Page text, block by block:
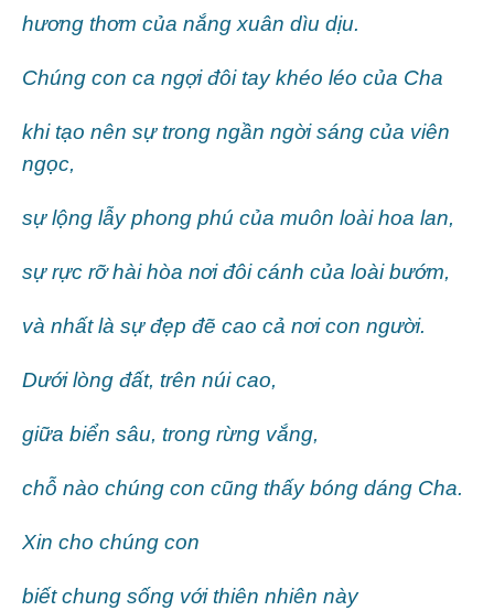
hương thơm của nắng xuân dìu dịu.
Chúng con ca ngợi đôi tay khéo léo của Cha
khi tạo nên sự trong ngần ngời sáng của viên
ngọc,
sự lộng lẫy phong phú của muôn loài hoa lan,
sự rực rỡ hài hòa nơi đôi cánh của loài bướm,
và nhất là sự đẹp đẽ cao cả nơi con người.
Dưới lòng đất, trên núi cao,
giữa biển sâu, trong rừng vắng,
chỗ nào chúng con cũng thấy bóng dáng Cha.
Xin cho chúng con
biết chung sống với thiên nhiên này